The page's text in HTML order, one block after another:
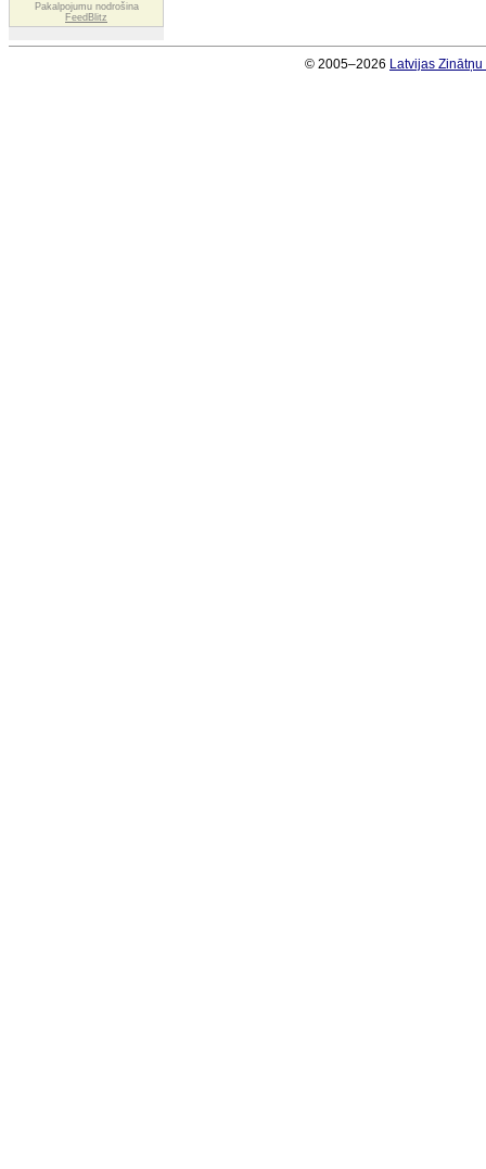
Pakalpojumu nodrošina
FeedBlitz
© 2005–2026 Latvijas